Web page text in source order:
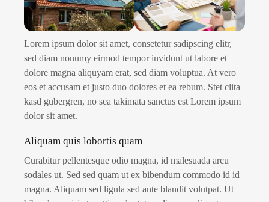
Lorem ipsum dolor sit amet, consetetur sadipscing elitr,
sed diam nonumy eirmod tempor invidunt ut labore et
dolore magna aliquyam erat, sed diam voluptua. At vero
eos et accusam et justo duo dolores et ea rebum. Stet clita
kasd gubergren, no sea takimata sanctus est Lorem ipsum
dolor sit amet.
Aliquam quis lobortis quam
Curabitur pellentesque odio magna, id malesuada arcu
sodales ut. Sed sed quam ut ex bibendum commodo id id
magna. Aliquam sed ligula sed ante blandit volutpat. Ut